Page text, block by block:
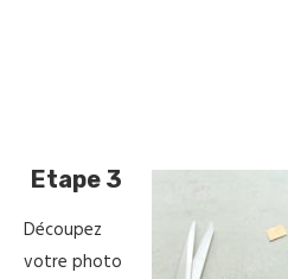
Etape 3
Découpez
votre photo